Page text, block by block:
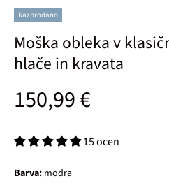
Razprodano
Moška obleka v
hlače in kravata
Običajna cena
150,99 €
15 ocen
Barva: modra